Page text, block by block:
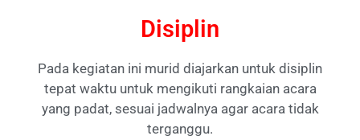
Disiplin
Pada kegiatan ini murid diajarkan untuk disiplin
tepat waktu untuk mengikuti rangkaian acara
yang padat, sesuai jadwalnya agar acara tidak
terganggu.